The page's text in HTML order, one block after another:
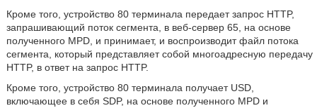
Кроме того, устройство 80 терминала передает запрос HTTP,
запрашивающий поток сегмента, в веб-сервер 65, на основе
полученного MPD, и принимает, и воспроизводит файл потока
сегмента, который представляет собой многоадресную передачу
HTTP, в ответ на запрос HTTP.
Кроме того, устройство 80 терминала получает USD,
включающее в себя SDP, на основе полученного MPD и